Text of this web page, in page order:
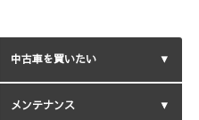
中古車を買いたい
メンテナンス